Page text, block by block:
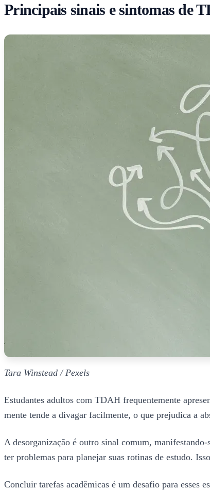
Principais sinais e sintomas de
Tara Winstead / Pexels
Estudantes adultos com TDAH frequentemente
mente tende a divagar facilmente, o que prejudica a
A desorganização é outro sinal comum,
ter problemas para planejar suas rotinas de estudo.
Concluir tarefas acadêmicas é um desafio para esses